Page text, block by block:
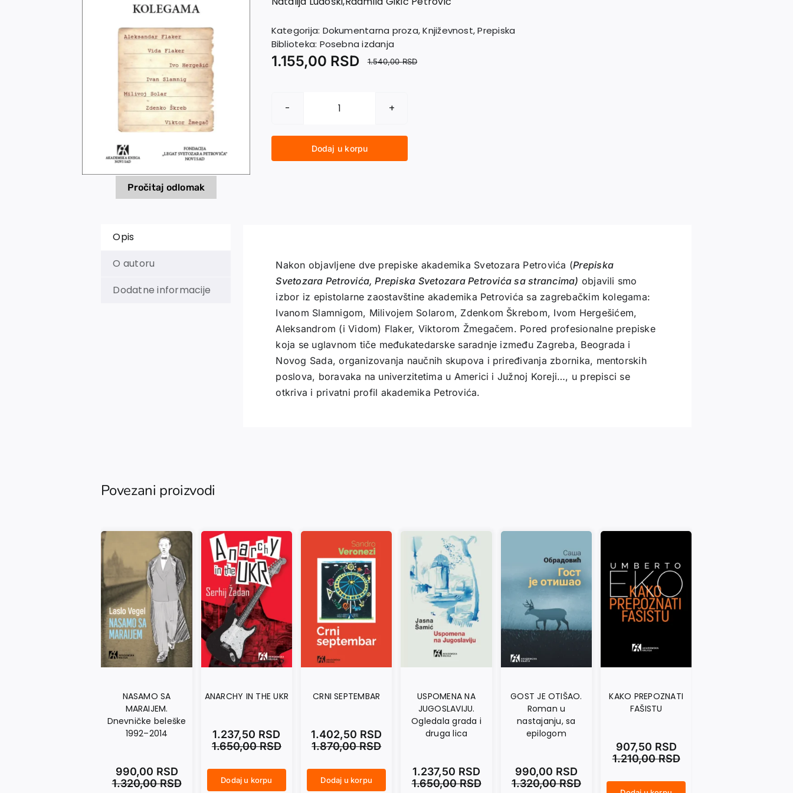
Pročitaj odlomak
Kategorija: Dokumentarna proza,Književnost,Prepiska
Biblioteka: Posebna izdanja
1.540,00RSD
1.155,00 RSD
PREPISKA
PETROVIĆA
Dodaj u korpu
Opis
O autoru
Dodatne informacije
Nakon objavljene dve prepiske akademika Svetozara Petrovića (Prepiska
Svetozara Petrovića, Prepiska Svetozara Petrovića sa strancima) objavili smo
izbor iz epistolarne zaostavštine akademika Petrovića sa zagrebačkim kolegama:
Ivanom Slamnigom, Milivojem Solarom, Zdenkom Škrebom, Ivom Hergešićem,
Aleksandrom (i Vidom) Flaker, Viktorom Žmegačem. Pored profesionalne prepiske
koja se uglavnom tiče međukatedarske saradnje između Zagreba, Beograda i
Novog Sada, organizovanja naučnih skupova i priređivanja zbornika, mentorskih
poslova, boravaka na univerzitetima u Americi i Južnoj Koreji…, u prepisci se
otkriva i privatni profil akademika Petrovića.
Povezani proizvodi
NASAMO SA
MARAIJEM.
Dnevničke beleške
1992–2014
1.320,00RSD
990,00 RSD
ANARCHY IN THE UKR
1.650,00RSD
1.237,50 RSD
Dodaj u korpu
CRNI SEPTEMBAR
1.870,00RSD
1.402,50 RSD
Dodaj u korpu
USPOMENA NA
JUGOSLAVIJU.
Ogledala grada i
druga lica
1.650,00RSD
1.237,50 RSD
GOST JE OTIŠAO.
Roman u
nastajanju, sa
epilogom
1.320,00RSD
990,00 RSD
KAKO PREPOZNATI
FAŠISTU
1.210,00RSD
907,50 RSD